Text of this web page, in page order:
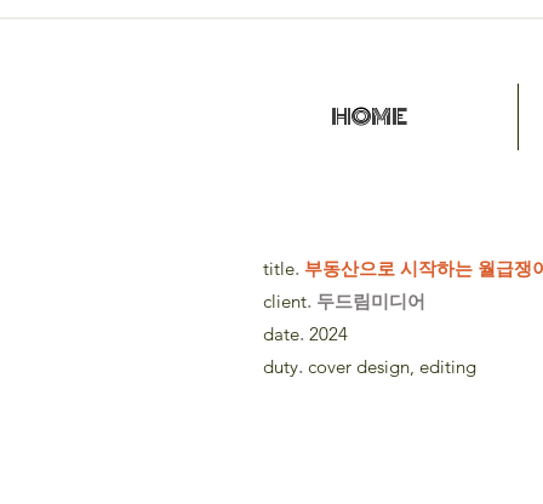
HOME
title. 부동산으로 시작하는 월급쟁
client. 두드림미디어
date. 2024
duty. cover design, editing